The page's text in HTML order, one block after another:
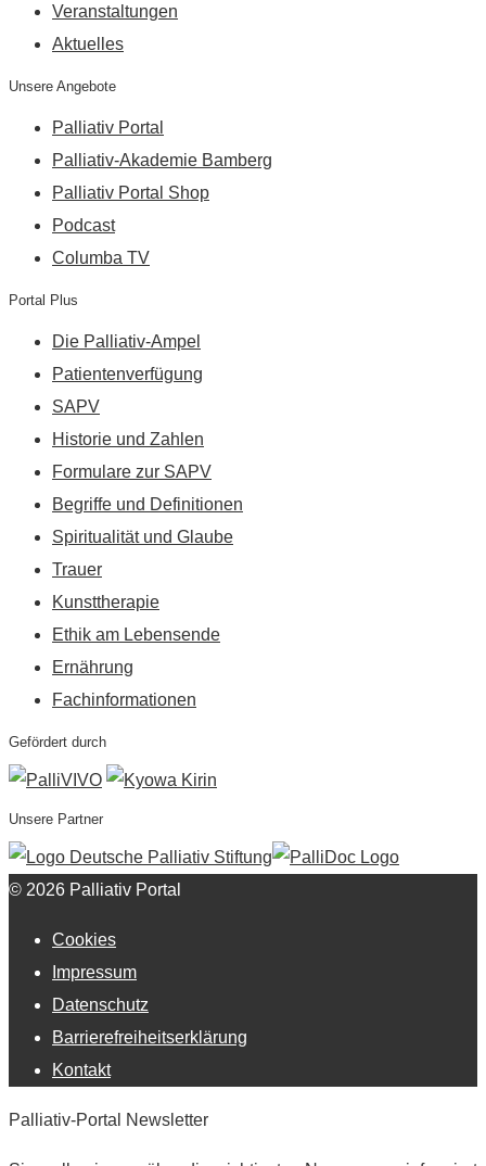
Veranstaltungen
Aktuelles
Unsere Angebote
Palliativ Portal
Palliativ-Akademie Bamberg
Palliativ Portal Shop
Podcast
Columba TV
Portal Plus
Die Palliativ-Ampel
Patientenverfügung
SAPV
Historie und Zahlen
Formulare zur SAPV
Begriffe und Definitionen
Spiritualität und Glaube
Trauer
Kunsttherapie
Ethik am Lebensende
Ernährung
Fachinformationen
Gefördert durch
Unsere Partner
© 2026 Palliativ Portal
Cookies
Impressum
Datenschutz
Barrierefreiheitserklärung
Kontakt
Palliativ-Portal Newsletter